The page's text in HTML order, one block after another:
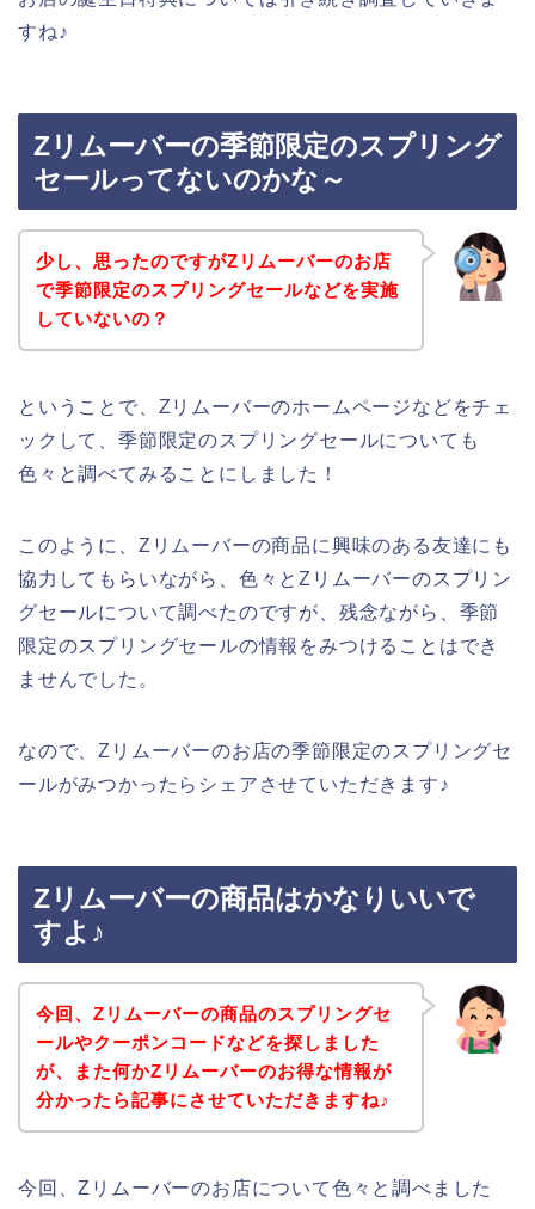
すね♪
Zリムーバーの季節限定のスプリング
セールってないのかな～
少し、思ったのですがZリムーバーのお店
で季節限定のスプリングセールなどを実施
していないの？
ということで、Zリムーバーのホームページなどをチェ
ックして、季節限定のスプリングセールについても
色々と調べてみることにしました！
このように、Zリムーバーの商品に興味のある友達にも
協力してもらいながら、色々とZリムーバーのスプリン
グセールについて調べたのですが、残念ながら、季節
限定のスプリングセールの情報をみつけることはでき
ませんでした。
なので、Zリムーバーのお店の季節限定のスプリングセ
ールがみつかったらシェアさせていただきます♪
Zリムーバーの商品はかなりいいで
すよ♪
今回、Zリムーバーの商品のスプリングセ
ールやクーポンコードなどを探しました
が、また何かZリムーバーのお得な情報が
分かったら記事にさせていただきますね♪
今回、Zリムーバーのお店について色々と調べました